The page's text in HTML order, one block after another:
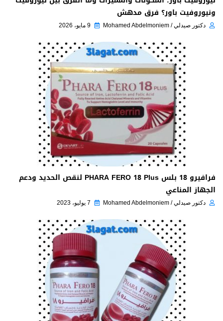
ونيوروفيت باور؟ فرق مدهش
دكتور صيدلي / Mohamed Abdelmoniem 9 مايو، 2026
فرافيرو 18 بلس PHARA FERO 18 Plus لنقص الحديد ودعم
الجهاز المناعي
دكتور صيدلي / Mohamed Abdelmoniem 7 يوليو، 2023